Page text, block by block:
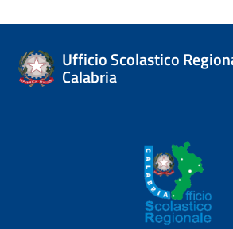
Ufficio Scolastico
Calabria